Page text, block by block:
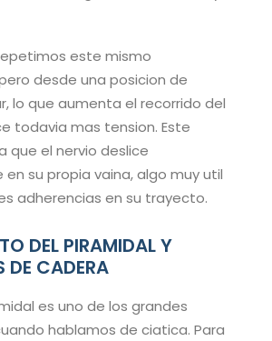
este mismo
desde una posicion de
lo que aumenta el recorrido del
todavia mas tension. Este
que el nervio deslice
su propia vaina, algo muy util
adherencias en su trayecto.
DEL PIRAMIDAL Y
DE CADERA
es uno de los grandes
hablamos de ciatica. Para